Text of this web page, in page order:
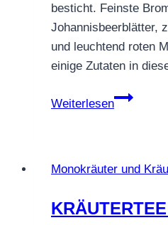
besticht. Feinste
Johannisbeerblätter,
und leuchtend roten
einige Zutaten in
Weiterlesen
Monokräuter und